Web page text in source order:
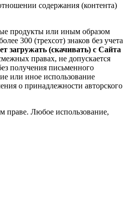
содержания (контента)
продукты или иным образом
300 (трехсот) знаков без учета
загружать (скачивать) с Сайта
правах, не допускается
получения письменного
или иное использование
о принадлежности авторского
праве. Любое использование,